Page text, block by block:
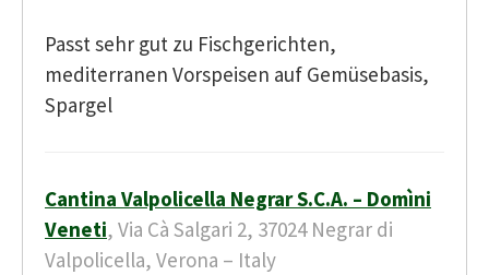
Passt sehr gut zu Fischgerichten,
mediterranen Vorspeisen auf Gemüsebasis,
Spargel
Cantina Valpolicella Negrar S.C.A. – Domìni
Veneti, Via Cà Salgari 2, 37024 Negrar di
Valpolicella, Verona – Italy